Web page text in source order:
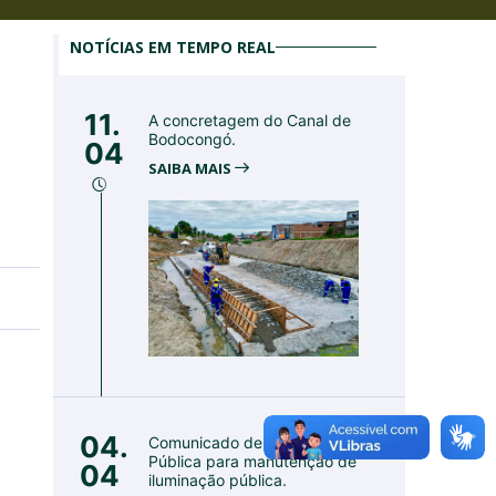
NOTÍCIAS EM TEMPO REAL
11.
04
A concretagem do Canal de
Bodocongó.
SAIBA MAIS
04.
04
Comunicado de Utilidade
Pública para manutenção de
iluminação pública.